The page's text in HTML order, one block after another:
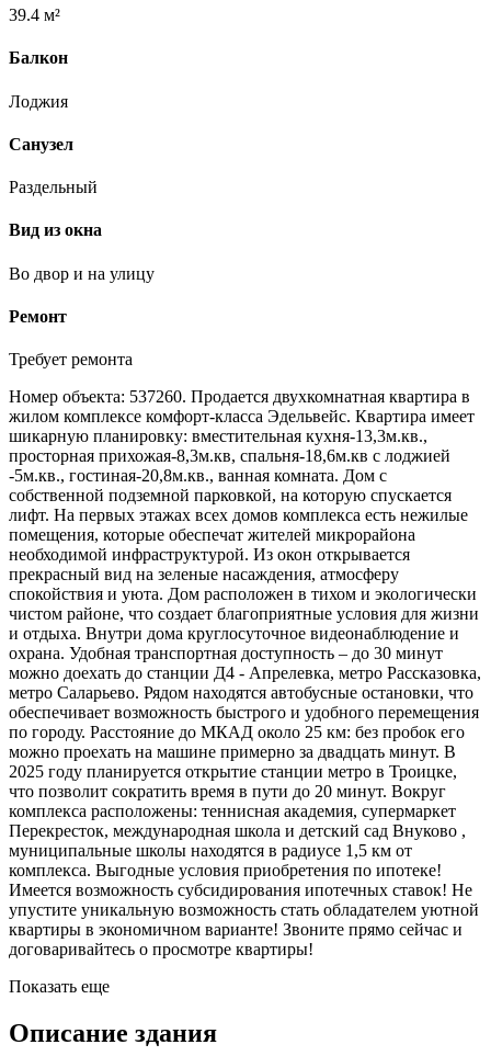
39.4 м²
Балкон
Лоджия
Санузел
Раздельный
Вид из окна
Во двор и на улицу
Ремонт
Требует ремонта
Номер объекта: 537260. Продается двухкомнатная квартира в
жилом комплексе комфорт-класса Эдельвейс. Квартира имеет
шикарную планировку: вместительная кухня-13,3м.кв.,
просторная прихожая-8,3м.кв, спальня-18,6м.кв с лоджией
-5м.кв., гостиная-20,8м.кв., ванная комната. Дом с
собственной подземной парковкой, на которую спускается
лифт. На первых этажах всех домов комплекса есть нежилые
помещения, которые обеспечат жителей микрорайона
необходимой инфраструктурой. Из окон открывается
прекрасный вид на зеленые насаждения, атмосферу
спокойствия и уюта. Дом расположен в тихом и экологически
чистом районе, что создает благоприятные условия для жизни
и отдыха. Внутри дома круглосуточное видеонаблюдение и
охрана. Удобная транспортная доступность – до 30 минут
можно доехать до станции Д4 - Апрелевка, метро Рассказовка,
метро Саларьево. Рядом находятся автобусные остановки, что
обеспечивает возможность быстрого и удобного перемещения
по городу. Расстояние до МКАД около 25 км: без пробок его
можно проехать на машине примерно за двадцать минут. В
2025 году планируется открытие станции метро в Троицке,
что позволит сократить время в пути до 20 минут. Вокруг
комплекса расположены: теннисная академия, супермаркет
Перекресток, международная школа и детский сад Внуково ,
муниципальные школы находятся в радиусе 1,5 км от
комплекса. Выгодные условия приобретения по ипотеке!
Имеется возможность субсидирования ипотечных ставок! Не
упустите уникальную возможность стать обладателем уютной
квартиры в экономичном варианте! Звоните прямо сейчас и
договаривайтесь о просмотре квартиры!
Показать еще
Описание здания